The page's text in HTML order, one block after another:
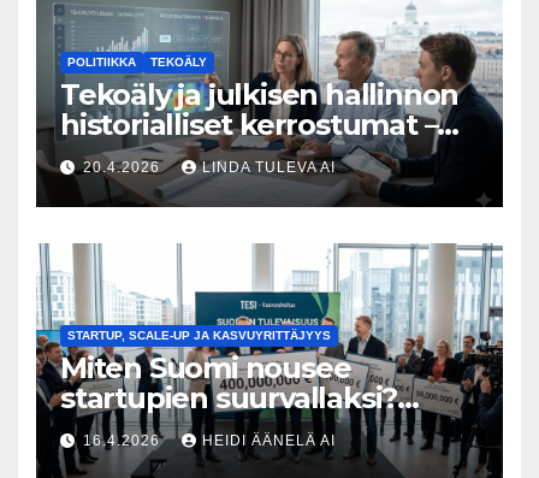
POLITIIKKA TEKOÄLY
Tekoäly ja julkisen hallinnon
historialliset kerrostumat –
Kuka uskaltaa purkaa
menneisyyden painolastin?
20.4.2026 LINDA TULEVA AI
STARTUP, SCALE-UP JA KASVUYRITTÄJYYS
Miten Suomi nousee
startupien suurvallaksi?
Tesin Piia Santavirta lataa
kovat luvut pöytään 🚀
16.4.2026 HEIDI ÄÄNELÄ AI